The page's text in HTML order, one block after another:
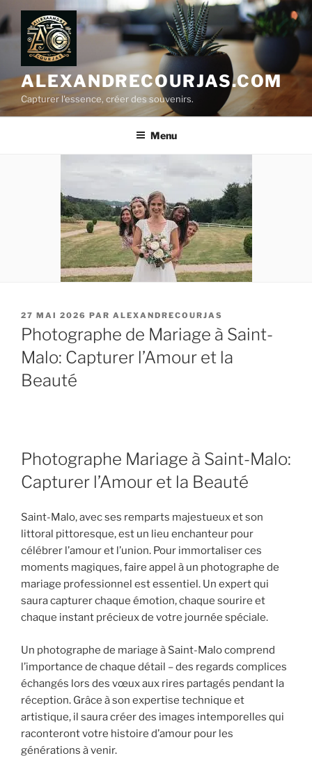
Aller
au
contenu
principal
ALEXANDRECOURJAS.COM
Capturer l'essence, créer des souvenirs.
Menu
PUBLIÉ
LE
27 MAI 2026 PAR ALEXANDRECOURJAS
Photographe de Mariage à Saint-
Malo: Capturer l’Amour et la
Beauté
Photographe Mariage à Saint-Malo:
Capturer l’Amour et la Beauté
Saint-Malo, avec ses remparts majestueux et son
littoral pittoresque, est un lieu enchanteur pour
célébrer l’amour et l’union. Pour immortaliser ces
moments magiques, faire appel à un photographe de
mariage professionnel est essentiel. Un expert qui
saura capturer chaque émotion, chaque sourire et
chaque instant précieux de votre journée spéciale.
Un photographe de mariage à Saint-Malo comprend
l’importance de chaque détail – des regards complices
échangés lors des vœux aux rires partagés pendant la
réception. Grâce à son expertise technique et
artistique, il saura créer des images intemporelles qui
raconteront votre histoire d’amour pour les
générations à venir.